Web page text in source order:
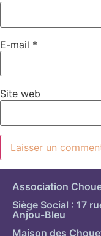
E-mail *
Site web
Association
Siège Social : 17
Anjou-Bleu
Maison des